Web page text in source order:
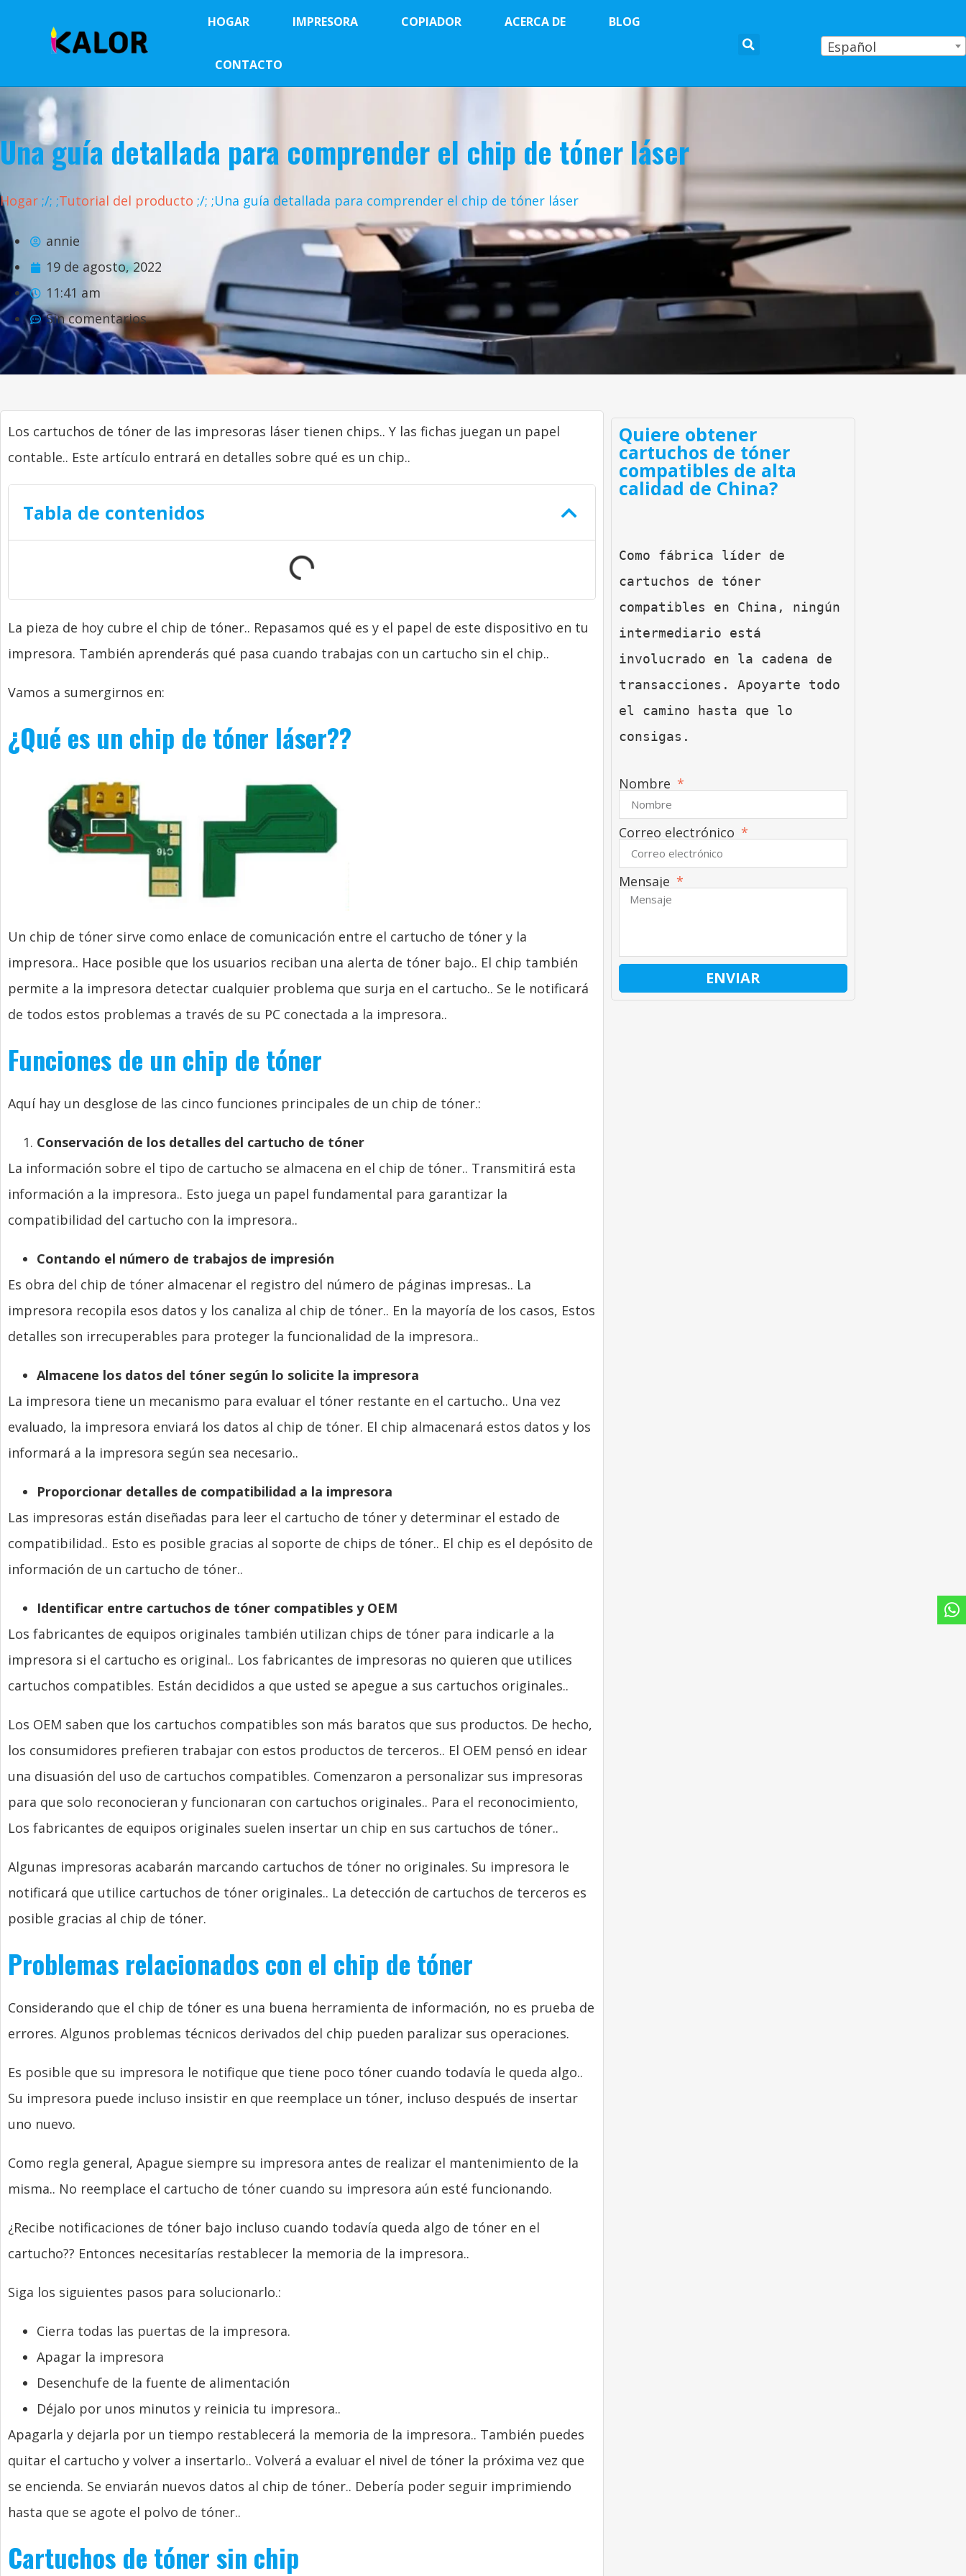
HOGAR IMPRESORA COPIADOR ACERCA DE BLOG
CONTACTO
Español
Una guía detallada para comprender el chip de tóner láser
Hogar ;/; ;Tutorial del producto ;/; ;Una guía detallada para comprender el chip de tóner láser
annie
19 de agosto, 2022
11:41 am
Sin comentarios
Los cartuchos de tóner de las impresoras láser tienen chips.. Y las fichas juegan un papel
contable.. Este artículo entrará en detalles sobre qué es un chip..
Tabla de contenidos
La pieza de hoy cubre el chip de tóner.. Repasamos qué es y el papel de este dispositivo en tu
impresora. También aprenderás qué pasa cuando trabajas con un cartucho sin el chip..
Vamos a sumergirnos en:
¿Qué es un chip de tóner láser??
Un chip de tóner sirve como enlace de comunicación entre el cartucho de tóner y la
impresora.. Hace posible que los usuarios reciban una alerta de tóner bajo.. El chip también
permite a la impresora detectar cualquier problema que surja en el cartucho.. Se le notificará
de todos estos problemas a través de su PC conectada a la impresora..
Funciones de un chip de tóner
Aquí hay un desglose de las cinco funciones principales de un chip de tóner.:
Conservación de los detalles del cartucho de tóner
La información sobre el tipo de cartucho se almacena en el chip de tóner.. Transmitirá esta
información a la impresora.. Esto juega un papel fundamental para garantizar la
compatibilidad del cartucho con la impresora..
Contando el número de trabajos de impresión
Es obra del chip de tóner almacenar el registro del número de páginas impresas.. La
impresora recopila esos datos y los canaliza al chip de tóner.. En la mayoría de los casos, Estos
detalles son irrecuperables para proteger la funcionalidad de la impresora..
Almacene los datos del tóner según lo solicite la impresora
La impresora tiene un mecanismo para evaluar el tóner restante en el cartucho.. Una vez
evaluado, la impresora enviará los datos al chip de tóner. El chip almacenará estos datos y los
informará a la impresora según sea necesario..
Proporcionar detalles de compatibilidad a la impresora
Las impresoras están diseñadas para leer el cartucho de tóner y determinar el estado de
compatibilidad.. Esto es posible gracias al soporte de chips de tóner.. El chip es el depósito de
información de un cartucho de tóner..
Identificar entre cartuchos de tóner compatibles y OEM
Los fabricantes de equipos originales también utilizan chips de tóner para indicarle a la
impresora si el cartucho es original.. Los fabricantes de impresoras no quieren que utilices
cartuchos compatibles. Están decididos a que usted se apegue a sus cartuchos originales..
Los OEM saben que los cartuchos compatibles son más baratos que sus productos. De hecho,
los consumidores prefieren trabajar con estos productos de terceros.. El OEM pensó en idear
una disuasión del uso de cartuchos compatibles. Comenzaron a personalizar sus impresoras
para que solo reconocieran y funcionaran con cartuchos originales.. Para el reconocimiento,
Los fabricantes de equipos originales suelen insertar un chip en sus cartuchos de tóner..
Algunas impresoras acabarán marcando cartuchos de tóner no originales. Su impresora le
notificará que utilice cartuchos de tóner originales.. La detección de cartuchos de terceros es
posible gracias al chip de tóner.
Problemas relacionados con el chip de tóner
Considerando que el chip de tóner es una buena herramienta de información, no es prueba de
errores. Algunos problemas técnicos derivados del chip pueden paralizar sus operaciones.
Es posible que su impresora le notifique que tiene poco tóner cuando todavía le queda algo..
Su impresora puede incluso insistir en que reemplace un tóner, incluso después de insertar
uno nuevo.
Como regla general, Apague siempre su impresora antes de realizar el mantenimiento de la
misma.. No reemplace el cartucho de tóner cuando su impresora aún esté funcionando.
¿Recibe notificaciones de tóner bajo incluso cuando todavía queda algo de tóner en el
cartucho?? Entonces necesitarías restablecer la memoria de la impresora..
Siga los siguientes pasos para solucionarlo.:
Cierra todas las puertas de la impresora.
Apagar la impresora
Desenchufe de la fuente de alimentación
Déjalo por unos minutos y reinicia tu impresora..
Apagarla y dejarla por un tiempo restablecerá la memoria de la impresora.. También puedes
quitar el cartucho y volver a insertarlo.. Volverá a evaluar el nivel de tóner la próxima vez que
se encienda. Se enviarán nuevos datos al chip de tóner.. Debería poder seguir imprimiendo
hasta que se agote el polvo de tóner..
Cartuchos de tóner sin chip
Quiere obtener
cartuchos de tóner
compatibles de alta
calidad de China?
Como fábrica líder de
cartuchos de tóner
compatibles en China, ningún
intermediario está
involucrado en la cadena de
transacciones. Apoyarte todo
el camino hasta que lo
consigas.
Nombre
Correo electrónico
Mensaje
ENVIAR